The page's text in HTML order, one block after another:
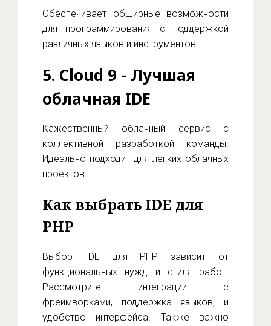
Обеспечивает обширные возможности
для программирования с поддержкой
различных языков и инструментов.
5. Cloud 9 - Лучшая
облачная IDE
Кажественный облачный сервис с
коллективной разработкой команды.
Идеально подходит для легких облачных
проектов.
Как выбрать IDE для
PHP
Выбор IDE для PHP зависит от
функциональных нужд и стиля работ.
Рассмотрите интеграции с
фреймворками, поддержка языков, и
удобство интерфейса. Также важно